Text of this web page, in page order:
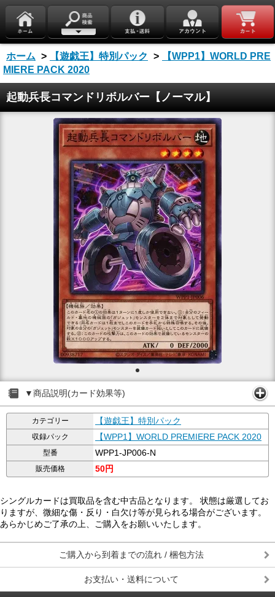
ホーム > 【遊戯王】特別パック >
【WPP1】WORLD PRE
MIERE PACK 2020
起動兵長コマンドリボルバー【ノーマル】
▼商品説明(カード効果等)
カテゴリー 【遊戯王】特別パック
収録パック 【WPP1】WORLD PREMIERE PACK 2020
型番 WPP1-JP006-N
販売価格 50円
シングルカードは買取品を含む中古品となります。 状態は厳選してお
りますが、微細な傷・反り・白欠け等が見られる場合がございます。
あらかじめご了承の上、ご購入をお願いいたします。
ご購入から到着までの流れ / 梱包方法
お支払い・送料について